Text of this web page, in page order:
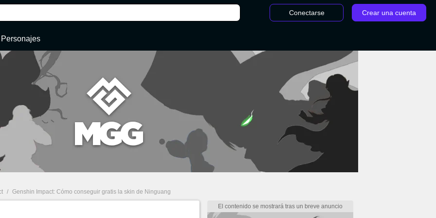
Conectarse Crear una cuenta
Personajes
/ Genshin Impact: Cómo conseguir gratis la skin de Ninguang